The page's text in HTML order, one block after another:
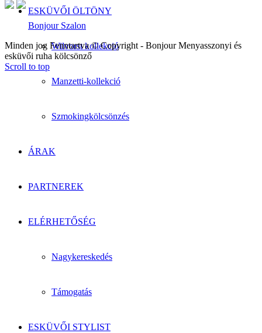
ESKÜVŐI ÖLTÖNY
Wilvorst kollekció
Manzetti-kollekció
Szmokingkölcsönzés
ÁRAK
PARTNEREK
ELÉRHETŐSÉG
Nagykereskedés
Támogatás
ESKÜVŐI STYLIST
Bonjour Szalon
Minden jog Fenntartva © Copyright - Bonjour Menyasszonyi és
esküvői ruha kölcsönző
Scroll to top